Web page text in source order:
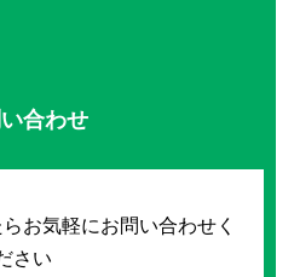
合わせ
お気軽にお問い合わせく
さい